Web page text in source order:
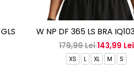
W NP DF 365 LS BRA
179,99 Lei143,99 Lei
XS L XL M S